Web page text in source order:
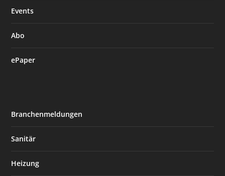
Events
Abo
ePaper
Branchenmeldungen
Sanitär
Heizung